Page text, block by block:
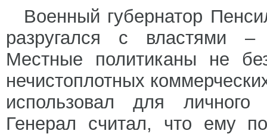
Военный губернатор
разругался с властями –
Местные политиканы не
нечистоплотных
использовал для
Генерал считал, что ему